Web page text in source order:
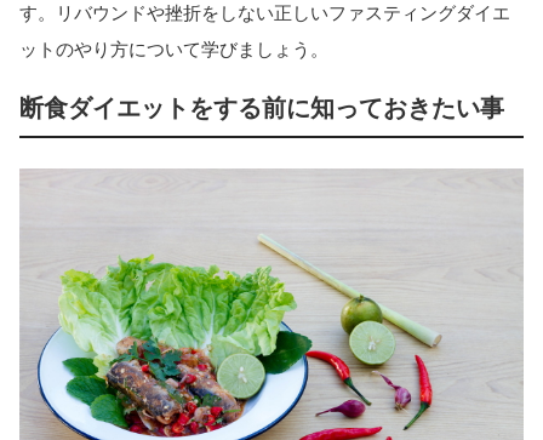
す。リバウンドや挫折をしない正しいファスティングダイエ
ットのやり方について学びましょう。
断食ダイエットをする前に知っておきたい事